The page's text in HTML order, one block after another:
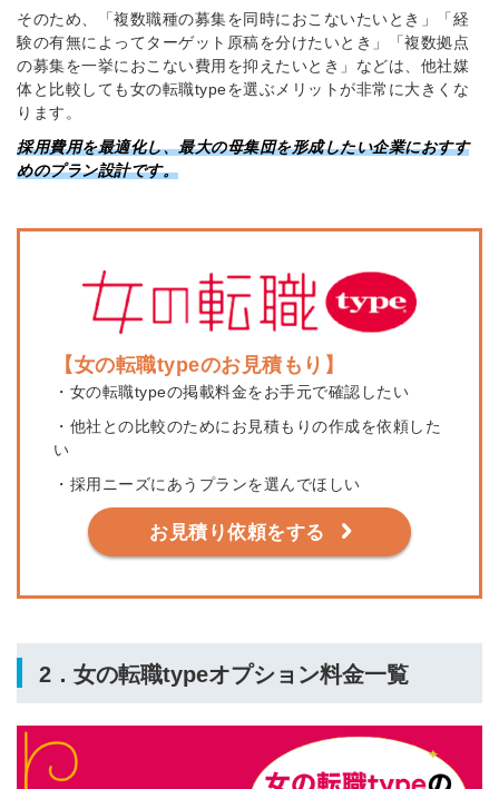
そのため、「複数職種の募集を同時におこないたいとき」「経
験の有無によってターゲット原稿を分けたいとき」「複数拠点
の募集を一挙におこない費用を抑えたいとき」などは、他社媒
体と比較しても女の転職typeを選ぶメリットが非常に大きくな
ります。
採用費用を最適化し、最大の母集団を形成したい企業におすす
めのプラン設計です。
【女の転職typeのお見積もり】
・女の転職typeの掲載料金をお手元で確認したい
・他社との比較のためにお見積もりの作成を依頼した
い
・採用ニーズにあうプランを選んでほしい
お見積り依頼をする
2．女の転職typeオプション料金一覧